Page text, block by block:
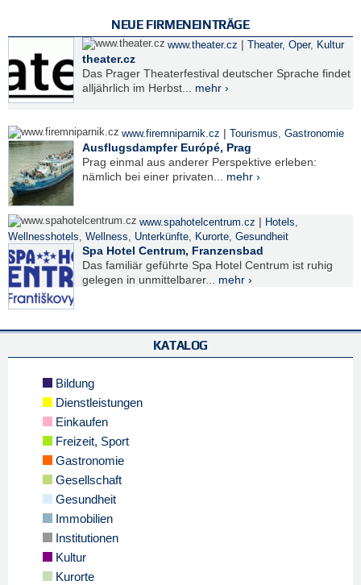
NEUE FIRMENEINTRÄGE
www.theater.cz | Theater, Oper, Kultur
theater.cz
Das Prager Theaterfestival deutscher Sprache findet
alljährlich im Herbst... mehr ›
www.firemniparnik.cz | Tourismus, Gastronomie
Ausflugsdampfer Európé, Prag
Prag einmal aus anderer Perspektive erleben:
nämlich bei einer privaten... mehr ›
www.spahotelcentrum.cz | Hotels,
Wellnesshotels, Wellness, Unterkünfte, Kurorte, Gesundheit
Spa Hotel Centrum, Franzensbad
Das familiär geführte Spa Hotel Centrum ist ruhig
gelegen in unmittelbarer... mehr ›
KATALOG
Bildung
Dienstleistungen
Einkaufen
Freizeit, Sport
Gastronomie
Gesellschaft
Gesundheit
Immobilien
Institutionen
Kultur
Kurorte